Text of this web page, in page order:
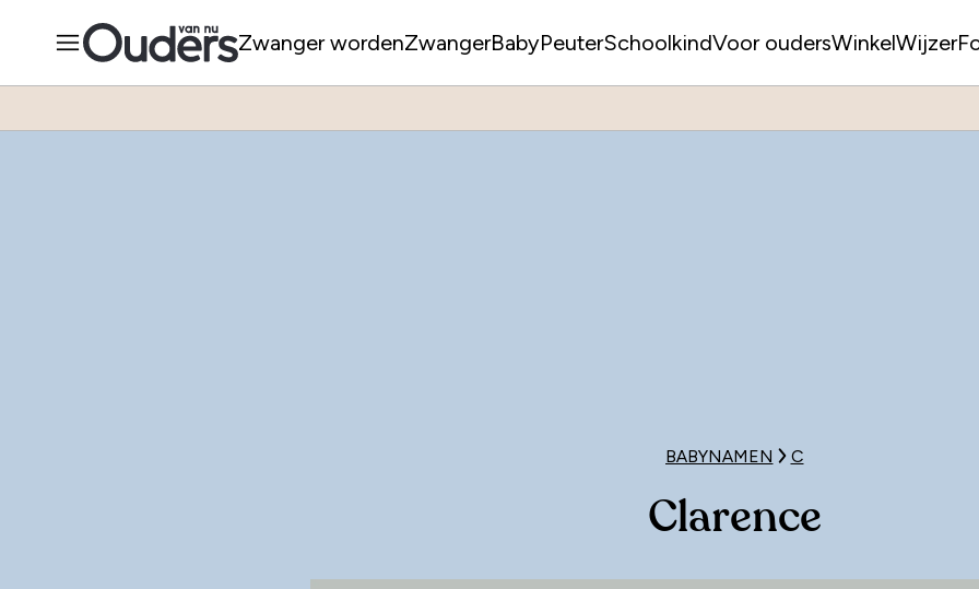
Zwanger wordenZwangerBabyPeuterSchoolkindVoor oudersWinkelWijzer
BABYNAMEN C
Clarence